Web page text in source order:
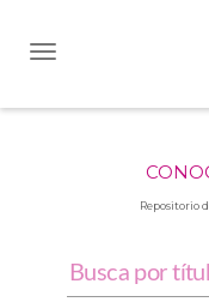
Repositorio